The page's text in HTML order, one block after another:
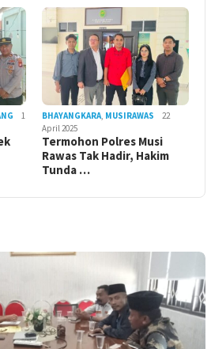
1
BHAYANGKARA MUSIRAWAS
22
April 2025
Termohon Polres Musi
Rawas Tak Hadir, Hakim
Tunda …